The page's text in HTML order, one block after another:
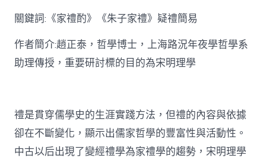
中
關鍵詞:《家禮酌》《朱子家禮》疑禮簡易
作者簡介:趙正泰，哲學博士，上海路況年夜學哲學系
助理傳授，重要研討標的目的為宋明理學
禮是貫穿儒學史的生涯實踐方法，但禮的內容與依據
卻在不斷變化，顯示出儒家哲學的豐富性與活動性。
中古以后出現了變經禮學為家禮學的趨勢，宋明理學